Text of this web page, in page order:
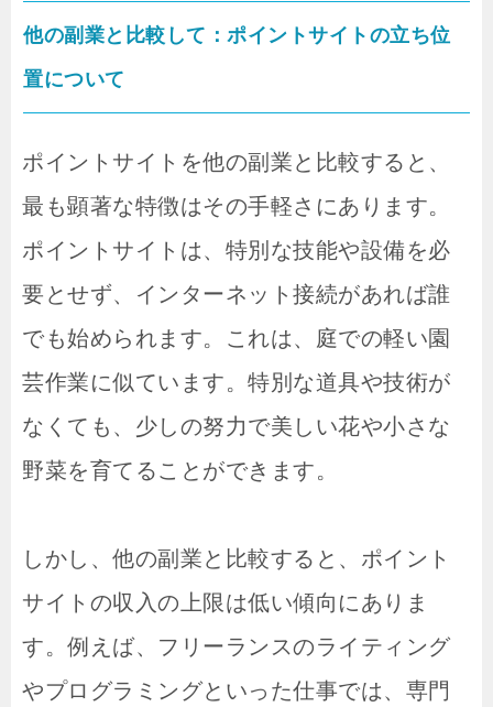
他の副業と比較して：ポイントサイトの立ち位
置について
ポイントサイトを他の副業と比較すると、
最も顕著な特徴はその手軽さにあります。
ポイントサイトは、特別な技能や設備を必
要とせず、インターネット接続があれば誰
でも始められます。これは、庭での軽い園
芸作業に似ています。特別な道具や技術が
なくても、少しの努力で美しい花や小さな
野菜を育てることができます。
しかし、他の副業と比較すると、ポイント
サイトの収入の上限は低い傾向にありま
す。例えば、フリーランスのライティング
やプログラミングといった仕事では、専門